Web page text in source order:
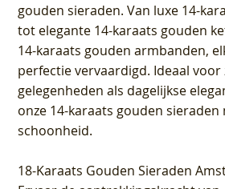
gouden sieraden. Van luxe 14-
tot elegante 14-karaats gouden
14-karaats gouden armbanden,
perfectie vervaardigd. Ideaal voor
gelegenheden als dagelijkse
onze 14-karaats gouden
schoonheid.
18-Karaats Gouden Sieraden